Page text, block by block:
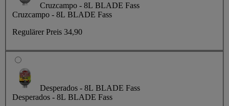
Cruzcampo - 8L BLADE Fass
Cruzcampo - 8L BLADE Fass
Regulärer Preis 34,90
Desperados - 8L BLADE Fass
Desperados - 8L BLADE Fass